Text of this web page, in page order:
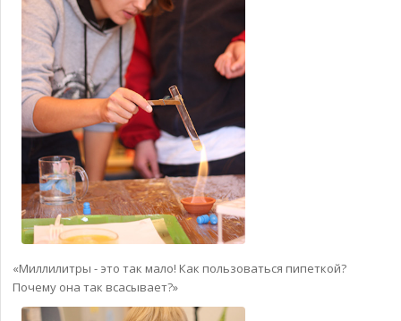
«Миллилитры - это так мало! Как пользоваться пипеткой?
Почему она так всасывает?»